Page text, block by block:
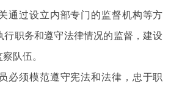
过设立内部专门的监督机构等方
行职务和遵守法律情况的监督，建设
队伍。
须模范遵守宪法和法律，忠于职